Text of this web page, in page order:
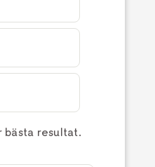
bästa resultat.